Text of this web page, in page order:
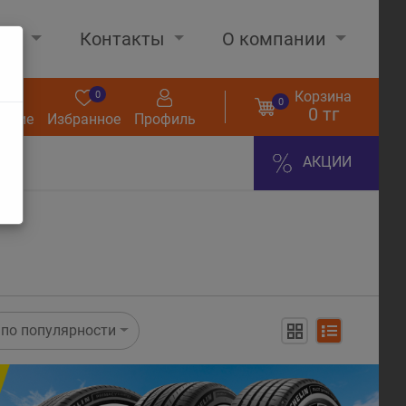
Контакты О компании
Избранное
0
Профиль
0 Корзина
0 тг
АКЦИИ
по популярности